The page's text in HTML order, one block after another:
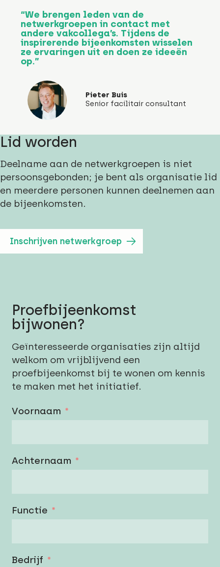
“We brengen leden van de
netwerkgroepen in contact met
andere vakcollega’s. Tijdens de
inspirerende bijeenkomsten wisselen
ze ervaringen uit en doen ze ideeën
op.”
Pieter Buis
Senior facilitair consultant
Lid worden
Deelname aan de netwerkgroepen is niet
persoonsgebonden; je bent als organisatie lid
en meerdere personen kunnen deelnemen aan
de bijeenkomsten.
Inschrijven netwerkgroep
Proefbijeenkomst
bijwonen?
Geïnteresseerde organisaties zijn altijd
welkom om vrijblijvend een
proefbijeenkomst bij te wonen om kennis
te maken met het initiatief.
Voornaam
Achternaam
Functie
Bedrijf